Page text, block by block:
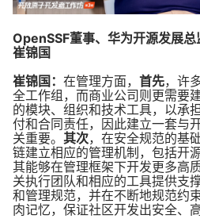
OpenSSF董事、华为开源发展
崔锦国
崔锦国： 在管理方面， 首先，许
全工作组，而商业公司则更需要
的模块、组织和技术工具，以承
付和合同责任，因此建立一套与
关重要。 其次，在安全规范的基
链建立相应的管理机制，包括开
其能够在管理框架下开发更多高
关执行团队和相应的工具提供支
和管理规范，并在不断地规范约
肉记忆，保证社区开发出安全、